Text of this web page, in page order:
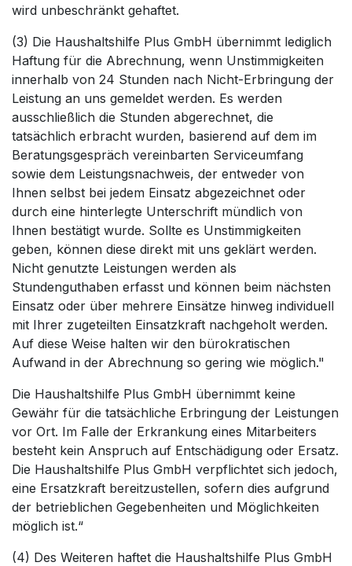
wird unbeschränkt gehaftet.
(3) Die Haushaltshilfe Plus GmbH übernimmt lediglich
Haftung für die Abrechnung, wenn Unstimmigkeiten
innerhalb von 24 Stunden nach Nicht-Erbringung der
Leistung an uns gemeldet werden. Es werden
ausschließlich die Stunden abgerechnet, die
tatsächlich erbracht wurden, basierend auf dem im
Beratungsgespräch vereinbarten Serviceumfang
sowie dem Leistungsnachweis, der entweder von
Ihnen selbst bei jedem Einsatz abgezeichnet oder
durch eine hinterlegte Unterschrift mündlich von
Ihnen bestätigt wurde. Sollte es Unstimmigkeiten
geben, können diese direkt mit uns geklärt werden.
Nicht genutzte Leistungen werden als
Stundenguthaben erfasst und können beim nächsten
Einsatz oder über mehrere Einsätze hinweg individuell
mit Ihrer zugeteilten Einsatzkraft nachgeholt werden.
Auf diese Weise halten wir den bürokratischen
Aufwand in der Abrechnung so gering wie möglich."
Die Haushaltshilfe Plus GmbH übernimmt keine
Gewähr für die tatsächliche Erbringung der Leistungen
vor Ort. Im Falle der Erkrankung eines Mitarbeiters
besteht kein Anspruch auf Entschädigung oder Ersatz.
Die Haushaltshilfe Plus GmbH verpflichtet sich jedoch,
eine Ersatzkraft bereitzustellen, sofern dies aufgrund
der betrieblichen Gegebenheiten und Möglichkeiten
möglich ist.“
(4) Des Weiteren haftet die Haushaltshilfe Plus GmbH